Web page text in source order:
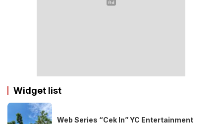
Widget list
Web Series “Cek In” YC Entertainment